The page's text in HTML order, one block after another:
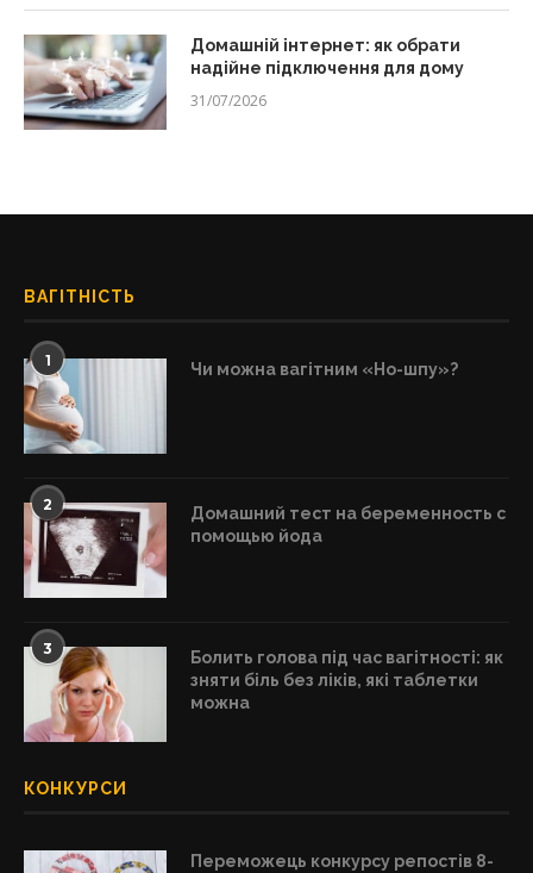
Домашній інтернет: як обрати
надійне підключення для дому
31/07/2026
ВАГІТНІСТЬ
1 Чи можна вагітним «Но-шпу»?
2
Домашний тест на беременность с
помощью йода
3
Болить голова під час вагітності: як
зняти біль без ліків, які таблетки
можна
КОНКУРСИ
Переможець конкурсу репостів 8-